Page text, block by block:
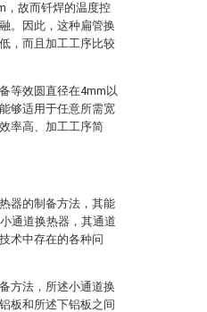
，故而钎焊的温度控
。因此，这种扁管换
，而且加工工序比较
等效圆直径在4mm以
够适用于任意所需宽
率高、加工工序简
器的制备方法，其能
通道换热器，其通道
术中存在的各种问
方法，所述小通道换
板和所述下铝板之间